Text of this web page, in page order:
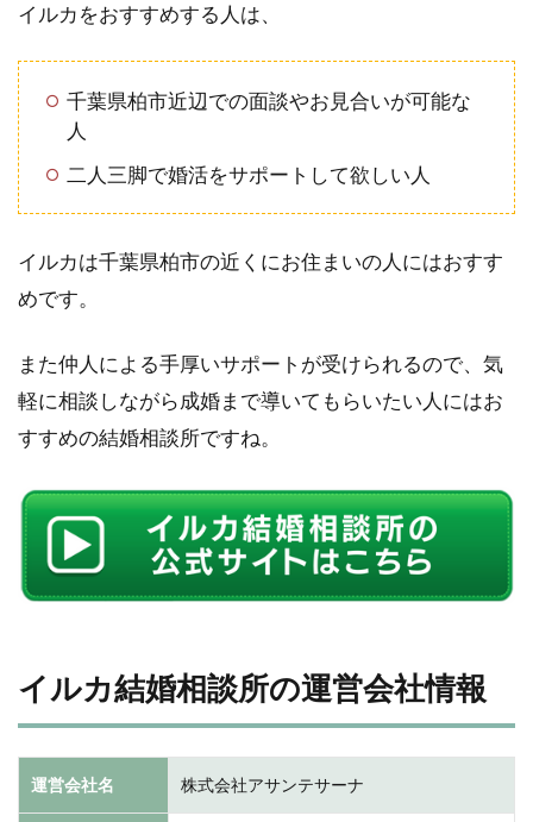
イルカをおすすめする人は、
千葉県柏市近辺での面談やお見合いが可能な
人
二人三脚で婚活をサポートして欲しい人
イルカは千葉県柏市の近くにお住まいの人にはおすす
めです。
また仲人による手厚いサポートが受けられるので、気
軽に相談しながら成婚まで導いてもらいたい人にはお
すすめの結婚相談所ですね。
イルカ結婚相談所の運営会社情報
運営会社名 株式会社アサンテサーナ